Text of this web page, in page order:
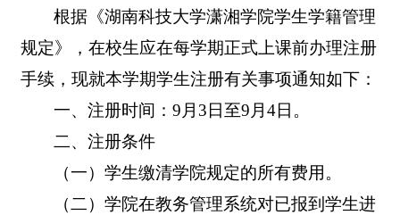
根据《湖南科技大学潇湘学院学生学籍管理
规定》，在校生应在每学期正式上课前办理注册
手续，现就本学期学生注册有关事项通知如下：
一、注册时间 ：9月3日至9月4日。
二、注册条件
（一）学生缴清学院规定的所有费用。
（二）学院在教务管理系统对已报到学生进